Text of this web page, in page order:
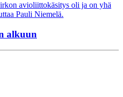
avioliittokäsitys oli ja on yhä
Pauli Niemelä.
alkuun